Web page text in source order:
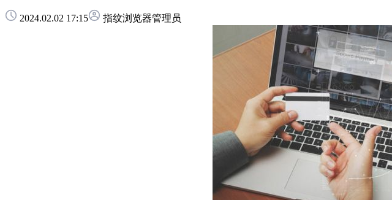
2024.02.02 17:15 指纹浏览器管理员